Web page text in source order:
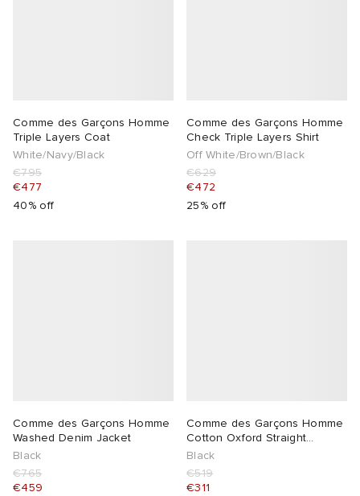
Comme des Garçons Homme
Triple Layers Coat
White/Navy/Black
€795
€477
40% off
Comme des Garçons Homme
Check Triple Layers Shirt
Off White/Brown/Black
€629
€472
25% off
Comme des Garçons Homme
Washed Denim Jacket
Black
€765
€459
Comme des Garçons Homme
Cotton Oxford Straight
Trousers
Black
€519
€311